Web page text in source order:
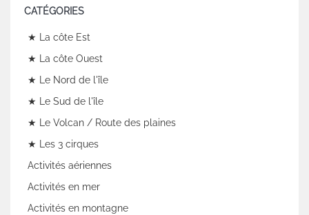
CATÉGORIES
★ La côte Est
★ La côte Ouest
★ Le Nord de l'île
★ Le Sud de l'île
★ Le Volcan / Route des plaines
★ Les 3 cirques
Activités aériennes
Activités en mer
Activités en montagne